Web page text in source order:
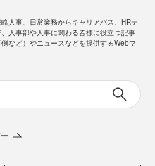
人事、日常業務からキャリアパス、HRテ
人事部や人事に関わる皆様に役立つ記事
例など）やニュースなどを提供するWebマ